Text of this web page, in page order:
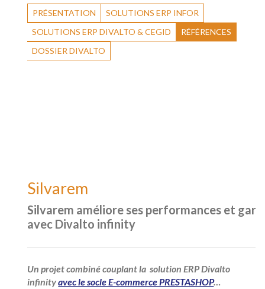
PRÉSENTATION
SOLUTIONS ERP INFOR
SOLUTIONS ERP DIVALTO & CEGID
RÉFÉRENCES
DOSSIER DIVALTO
Silvarem
Silvarem améliore ses performances et
avec Divalto infinity
Un projet combiné couplant la solution ERP Divalto
infinityavec le socle E-commerce PRESTASHOP…